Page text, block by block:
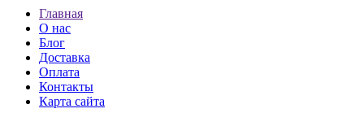
Главная
О нас
Блог
Доставка
Оплата
Контакты
Карта сайта